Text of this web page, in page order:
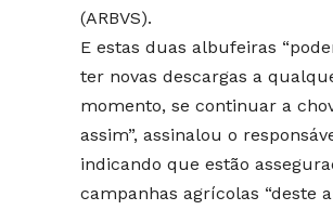
(ARBVS).
E estas duas albufeiras
ter novas descargas a
momento, se continuar a
assim”, assinalou o
indicando que estão
campanhas agrícolas “deste